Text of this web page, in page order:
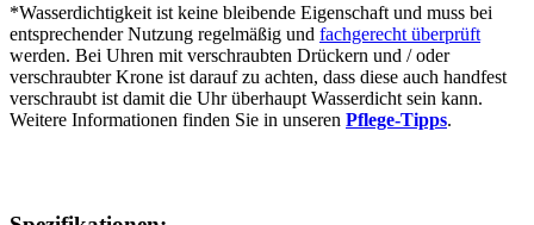
*Wasserdichtigkeit ist keine bleibende Eigenschaft und muss bei
entsprechender Nutzung regelmäßig und fachgerecht überprüft
werden. Bei Uhren mit verschraubten Drückern und / oder
verschraubter Krone ist darauf zu achten, dass diese auch handfest
verschraubt ist damit die Uhr überhaupt Wasserdicht sein kann.
Weitere Informationen finden Sie in unseren Pflege-Tipps.